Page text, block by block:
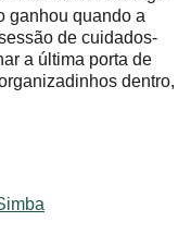
ganhou quando a
de cuidados-
a última porta de
dentro,